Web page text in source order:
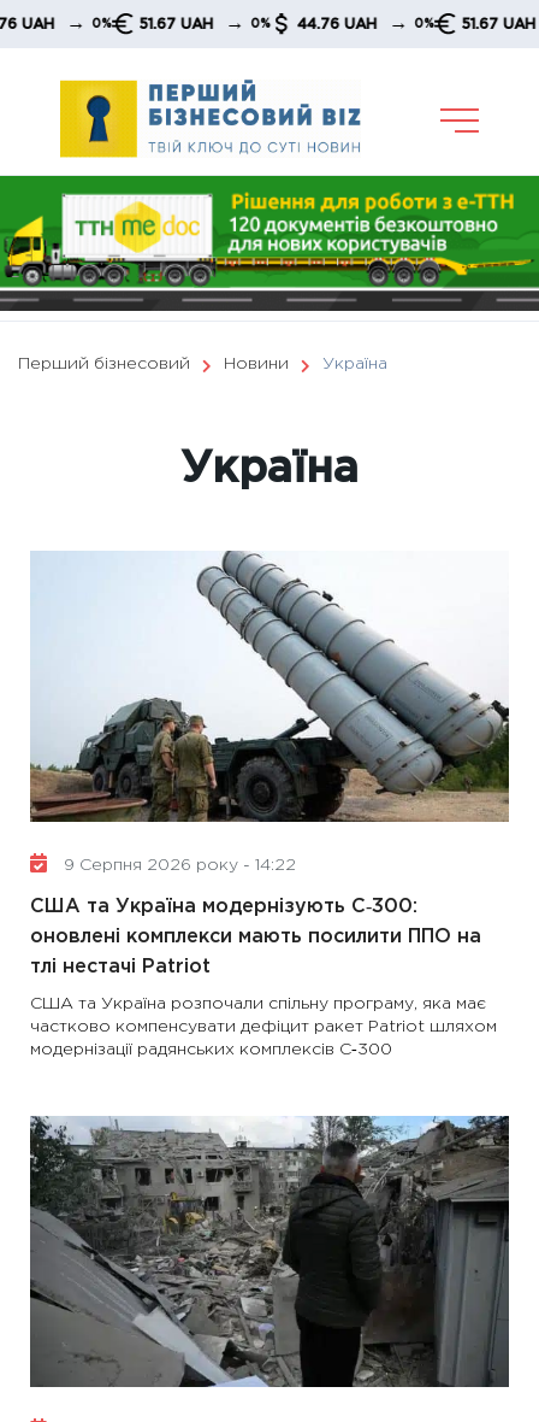
Skip
51.67 UAH → 0% 44.76 UAH → 0% 51.67 UAH → 0%
Перший бізнесовий Новини Україна
Україна
9 Серпня 2026 року - 14:22
США та Україна модернізують С‑300:
оновлені комплекси мають посилити ППО на
тлі нестачі Patriot
США та Україна розпочали спільну програму, яка має
частково компенсувати дефіцит ракет Patriot шляхом
модернізації радянських комплексів С‑300